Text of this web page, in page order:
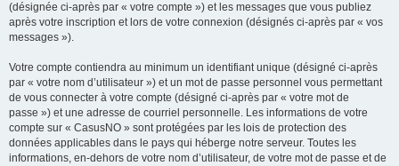
(désignée ci-après par « votre compte ») et les messages que vous publiez
après votre inscription et lors de votre connexion (désignés ci-après par « vos
messages »).
Votre compte contiendra au minimum un identifiant unique (désigné ci-après
par « votre nom d’utilisateur ») et un mot de passe personnel vous permettant
de vous connecter à votre compte (désigné ci-après par « votre mot de
passe ») et une adresse de courriel personnelle. Les informations de votre
compte sur « CasusNO » sont protégées par les lois de protection des
données applicables dans le pays qui héberge notre serveur. Toutes les
informations, en-dehors de votre nom d’utilisateur, de votre mot de passe et de